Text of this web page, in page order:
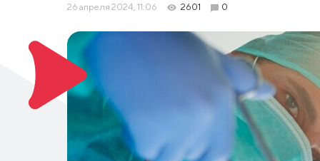
26 апреля 2024, 11:06 2601 0